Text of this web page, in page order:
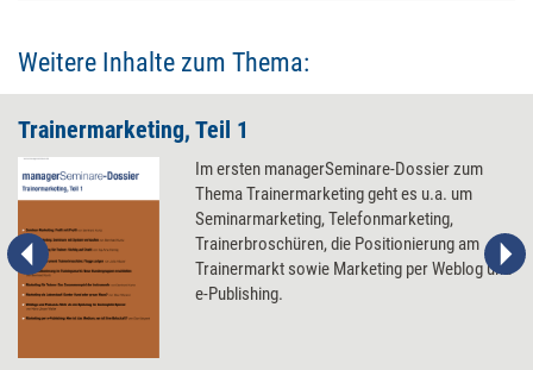
Weitere Inhalte zum Thema:
Trainermarketing, Teil 1
Im ersten managerSeminare-Dossier zum
Thema Trainermarketing geht es u.a. um
Seminarmarketing, Telefonmarketing,
Trainerbroschüren, die Positionierung am
Trainermarkt sowie Marketing per Weblog und
e-Publishing.